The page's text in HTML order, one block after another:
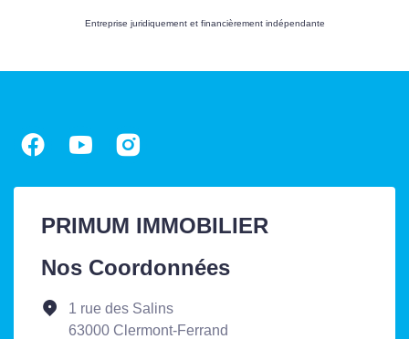
Entreprise juridiquement et financièrement indépendante
PRIMUM IMMOBILIER
Nos Coordonnées
1 rue des Salins
63000 Clermont-Ferrand